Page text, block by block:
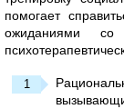
помогает
ожиданиями со